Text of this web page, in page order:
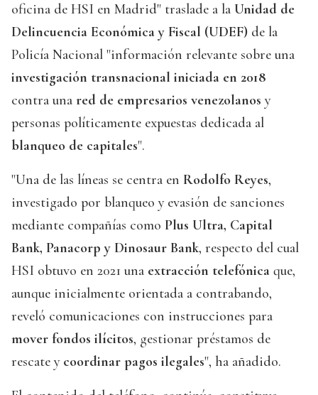
oficina de HSI en Madrid" traslade a la Unidad de
Delincuencia Económica y Fiscal (UDEF) de la
Policía Nacional "información relevante sobre una
investigación transnacional iniciada en 2018
contra una red de empresarios venezolanos y
personas políticamente expuestas dedicada al
blanqueo de capitales".
"Una de las líneas se centra en Rodolfo Reyes,
investigado por blanqueo y evasión de sanciones
mediante compañías como Plus Ultra, Capital
Bank, Panacorp y Dinosaur Bank, respecto del cual
HSI obtuvo en 2021 una extracción telefónica que,
aunque inicialmente orientada a contrabando,
reveló comunicaciones con instrucciones para
mover fondos ilícitos, gestionar préstamos de
rescate y coordinar pagos ilegales", ha añadido.